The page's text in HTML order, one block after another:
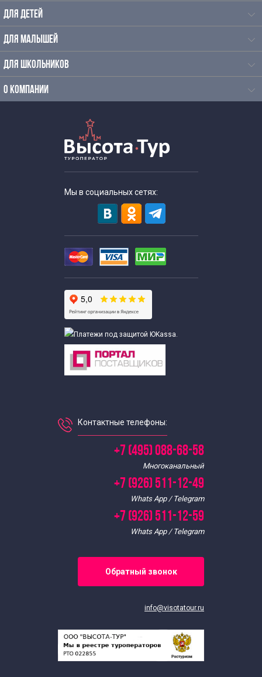
Экскурсии для иностранцев по Москве на польском
Интересные экскурсии по Москве для москвичей
Недорогие экскурсии для пенсионеров
Экскурсии выходного дня для пенсионеров
Однодневные экскурсии для школьников
Экскурсии по Москве для студентов
Интересные экскурсии в Москве для взрослых
Экскурсии по интересным местам по Москве
Комбинированные экскурсии по Москве
Экскурсии на объекты
Обзорные экскурсии по Москве
Обзорные и тематические экскурсии
Пешеходные экскурсии по Москве
Пешеходные архитектурные экскурсии по Москве
Пешеходные экскурсии по Москве на английском
ДЛЯ ДЕТЕЙ
ДЛЯ МАЛЫШЕЙ
ДЛЯ ШКОЛЬНИКОВ
О КОМПАНИИ
Мы в социальных сетях:
Контактные телефоны:
+7 (495) 088-68-58
Многоканальный
+7 (926) 511-12-49
Whats App / Telegram
+7 (926) 511-12-59
Whats App / Telegram
Обратный звонок
info@visotatour.ru